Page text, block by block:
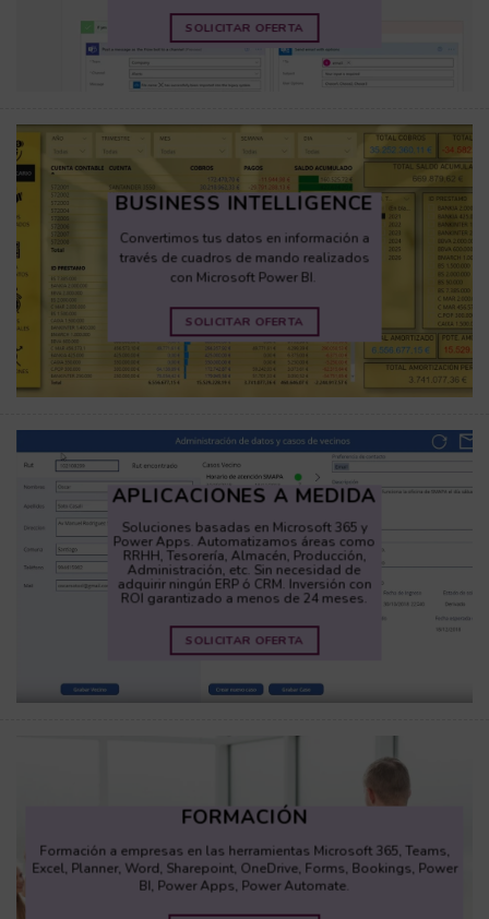
SOLICITAR OFERTA
BUSINESS INTELLIGENCE
Convertimos tus datos en información a
través de cuadros de mando realizados
con Microsoft PowerBI.
SOLICITAR OFERTA
APLICACIONES A MEDIDA
Soluciones basadas en Microsoft 365 y
Power Apps. Automatizamos áreas como
RRHH, Tesorería, Almacén, Producción,
Administración, etc. Sin necesidad de
adquirir ningún ERP ó CRM. Inversión con
ROI garantizado a menos de 24 meses.
SOLICITAR OFERTA
FORMACIÓN
Formación a empresas enlas herramientas Microsoft 365, Teams,
Excel, Planner, Word, Sharepoint, OneDrive, Forms, Bookings, Power
BI, Power Apps, Power Automate.